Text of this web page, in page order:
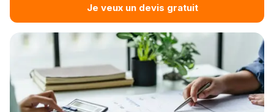
Je veux un devis gratuit